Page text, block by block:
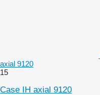
axial 9120
15
Case IH axial 9120